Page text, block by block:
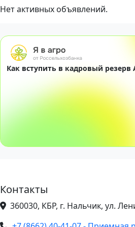
Нет активных объявлений.
Как вступить в кадровый резерв
Контакты
360030, КБР, г. Нальчик, ул.